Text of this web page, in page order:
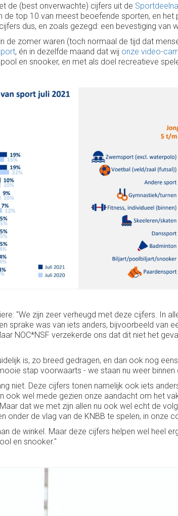
de (best onverwachte) cijfers uit de
top 10 van meest beoefende sporten, en
dus, en zoals gezegd: een bevestiging van
de zomer waren (toch normaal de tijd dat
, én in dezelfde maand dat wij onze video-
en snooker, en met als doel recreatieve
"We zijn zeer verheugd met deze cijfers.
sprake was van iets anders, bijvoorbeeld van
NOC*NSF verzekerde ons dat dit niet het
is, zo breed gedragen, en dan ook nog
stap voorwaarts - we staan nu weer
niet. Deze cijfers tonen namelijk ook iets
ook wel mede gezien onze aandacht om het
dat we met zijn allen nu ook wel echt de
onder de vlag van de KNBB te spelen, in onze
de winkel. Maar deze cijfers helpen wel heel
en snooker."